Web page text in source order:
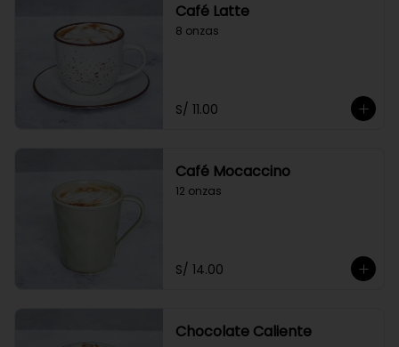
Café Latte
8 onzas
S/ 11.00
Café Mocaccino
12 onzas
S/ 14.00
Chocolate Caliente